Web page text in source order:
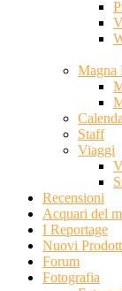
Magna
Staff
Viaggi
Recensioni
Acquari del
I Reportage
Nuovi
Forum
Fotografia